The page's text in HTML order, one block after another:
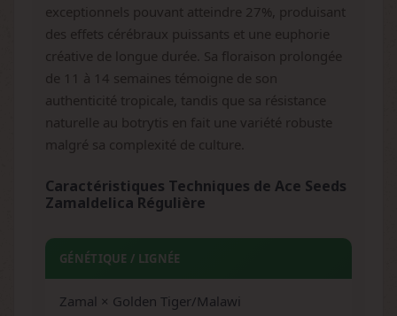
exceptionnels pouvant atteindre 27%, produisant
des effets cérébraux puissants et une euphorie
créative de longue durée. Sa floraison prolongée
de 11 à 14 semaines témoigne de son
authenticité tropicale, tandis que sa résistance
naturelle au botrytis en fait une variété robuste
malgré sa complexité de culture.
Caractéristiques Techniques de Ace Seeds
Zamaldelica Régulière
GÉNÉTIQUE / LIGNÉE
Zamal × Golden Tiger/Malawi